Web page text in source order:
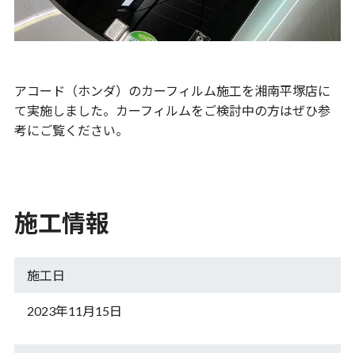
アコード（ホンダ）のカーフィルム施工を湘南平塚店に
て実施しました。カーフィルムをご検討中の方はぜひ参
考にご覧ください。
施工情報
施工日
2023年11月15日